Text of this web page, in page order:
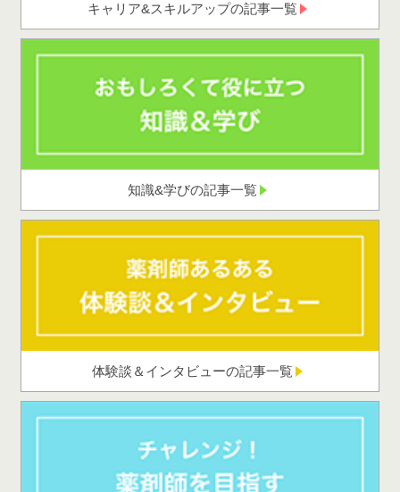
キャリア&スキルアップの記事一覧
知識&学びの記事一覧
体験談＆インタビューの記事一覧